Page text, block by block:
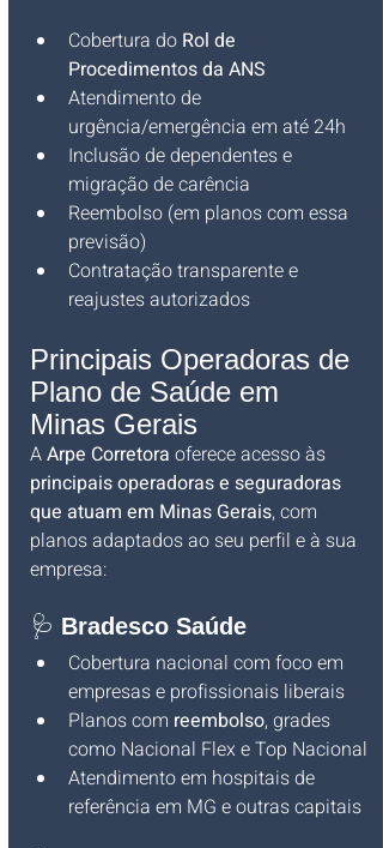
Cobertura do Rol de
Procedimentos da ANS
Atendimento de
urgência/emergência em até 24h
Inclusão de dependentes e
migração de carência
Reembolso (em planos com essa
previsão)
Contratação transparente e
reajustes autorizados
Principais Operadoras de
Plano de Saúde em
Minas Gerais
A Arpe Corretora oferece acesso às
principais operadoras e seguradoras
que atuam em Minas Gerais, com
planos adaptados ao seu perfil e à sua
empresa:
🩺 Bradesco Saúde
Cobertura nacional com foco em
empresas e profissionais liberais
Planos com reembolso, grades
como Nacional Flex e Top Nacional
Atendimento em hospitais de
referência em MG e outras capitais